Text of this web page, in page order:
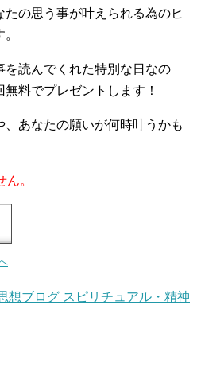
の思う事が叶えられる為のヒ
読んでくれた特別な日なの
無料でプレゼントします！
あなたの願いが何時叶うかも
。